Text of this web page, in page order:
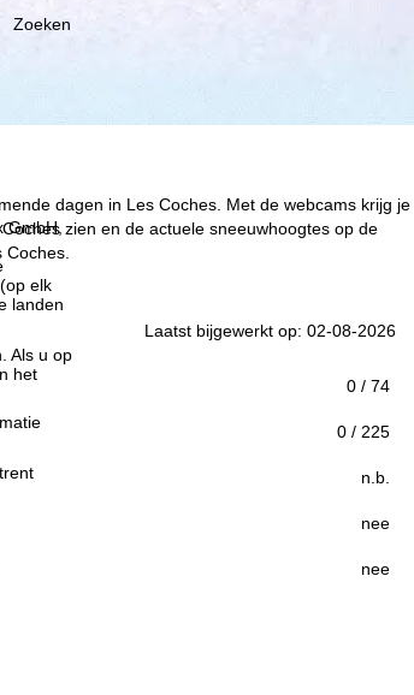
GmbH,
elk
landen
Als u op
het
Zoeken
dagen in Les Coches. Met de webcams krijg je
zien en de actuele sneeuwhoogtes op de
Laatst bijgewerkt op: 02-08-2026
0 / 74
0 / 225
n.b.
nee
nee